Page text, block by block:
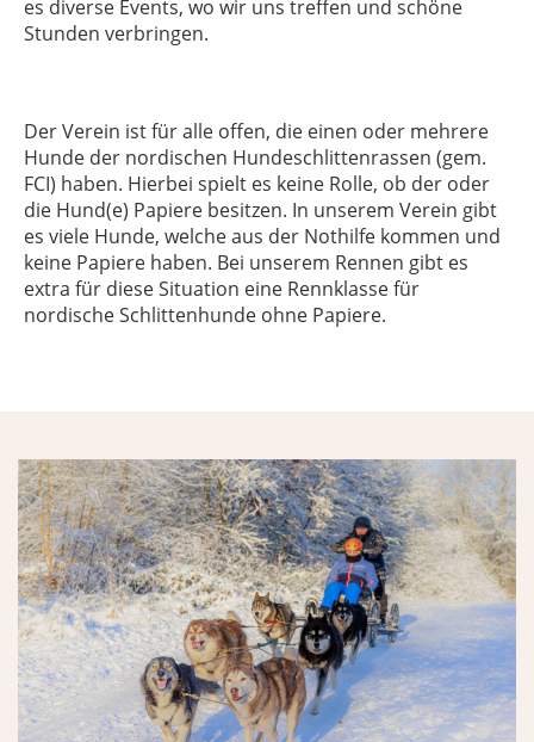
es diverse Events, wo wir uns treffen und schöne
Stunden verbringen.
Der Verein ist für alle offen, die einen oder mehrere
Hunde der nordischen Hundeschlittenrassen (gem.
FCI) haben. Hierbei spielt es keine Rolle, ob der oder
die Hund(e) Papiere besitzen. In unserem Verein gibt
es viele Hunde, welche aus der Nothilfe kommen und
keine Papiere haben. Bei unserem Rennen gibt es
extra für diese Situation eine Rennklasse für
nordische Schlittenhunde ohne Papiere.